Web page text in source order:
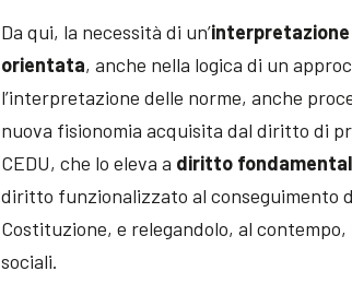
Da qui, la necessità di un’
orientata, anche nella logica di un
l’interpretazione delle norme, anche
nuova fisionomia acquisita dal diritto di
CEDU, che lo eleva a diritto
diritto funzionalizzato al conseguimento
Costituzione, e relegandolo, al
sociali.